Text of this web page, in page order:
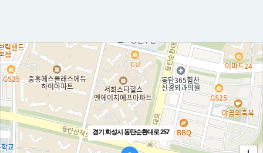
경기 화성시 동탄순환대로 257